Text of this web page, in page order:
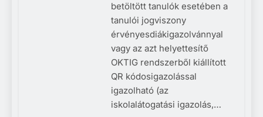
betöltött tanulók esetében a
tanulói jogviszony
érvényesdiákigazolvánnyal
vagy az azt helyettesítő
OKTIG rendszerből kiállított
QR kódosigazolással
igazolható (az
iskolalátogatási igazolás,…